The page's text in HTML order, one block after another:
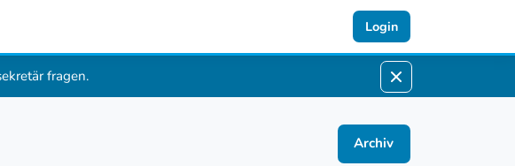
Login
fragen.
Archiv